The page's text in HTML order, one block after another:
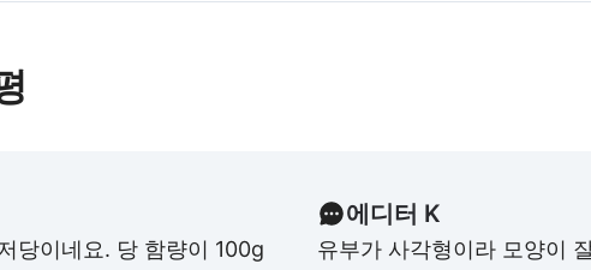
당이네요. 당 함량이 100g
에디터 K
유부가 사각형이라 모양이